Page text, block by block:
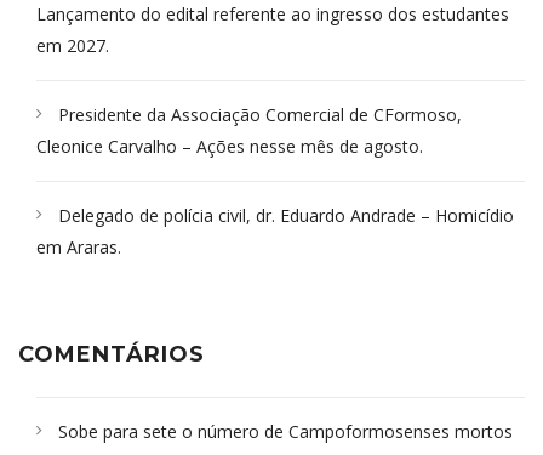
Lançamento do edital referente ao ingresso dos estudantes
em 2027.
Presidente da Associação Comercial de CFormoso,
Cleonice Carvalho – Ações nesse mês de agosto.
Delegado de polícia civil, dr. Eduardo Andrade – Homicídio
em Araras.
COMENTÁRIOS
Sobe para sete o número de Campoformosenses mortos